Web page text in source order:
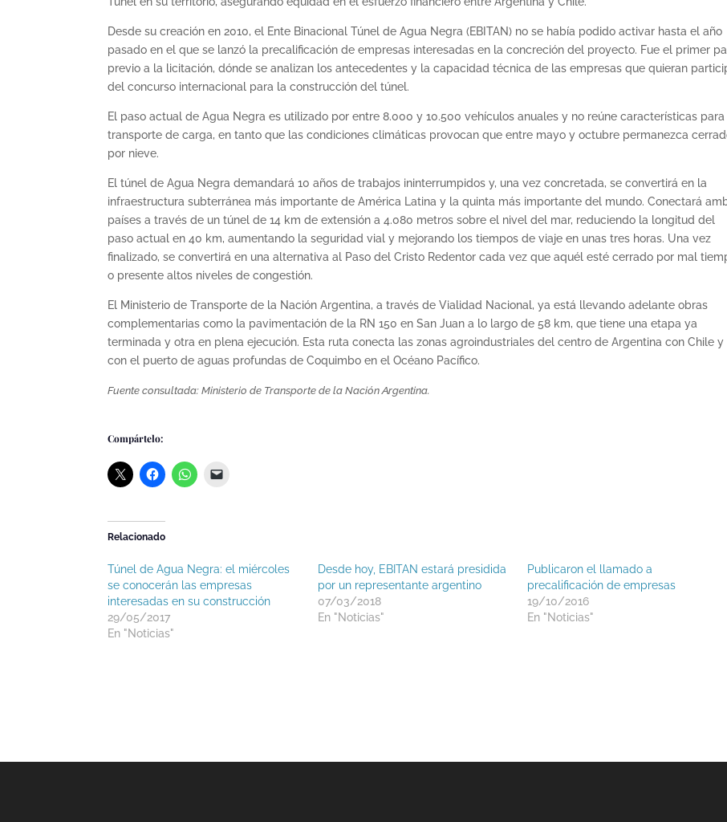
Desde su creación en 2010, el Ente Binacional Túnel de Agua Negra (EBITAN) no se había podido activar hasta el año
pasado en el que se lanzó la precalificación de empresas interesadas en la concreción del proyecto. Fue el primer
previo a la licitación, dónde se analizan los antecedentes y la capacidad técnica de las empresas que quieran
del concurso internacional para la construcción del túnel.
El paso actual de Agua Negra es utilizado por entre 8.000 y 10.500 vehículos anuales y no reúne características para
transporte de carga, en tanto que las condiciones climáticas provocan que entre mayo y octubre permanezca
por nieve.
El túnel de Agua Negra demandará 10 años de trabajos ininterrumpidos y, una vez concretada, se convertirá en la
infraestructura subterránea más importante de América Latina y la quinta más importante del mundo. Conectará
países a través de un túnel de 14 km de extensión a 4.080 metros sobre el nivel del mar, reduciendo la longitud del
paso actual en 40 km, aumentando la seguridad vial y mejorando los tiempos de viaje en unas tres horas. Una vez
finalizado, se convertirá en una alternativa al Paso del Cristo Redentor cada vez que aquél esté cerrado por mal
o presente altos niveles de congestión.
El Ministerio de Transporte de la Nación Argentina, a través de Vialidad Nacional, ya está llevando adelante obras
complementarias como la pavimentación de la RN 150 en San Juan a lo largo de 58 km, que tiene una etapa ya
terminada y otra en plena ejecución. Esta ruta conecta las zonas agroindustriales del centro de Argentina con Chile y
con el puerto de aguas profundas de Coquimbo en el Océano Pacífico.
Fuente consultada: Ministerio de Transporte de la Nación Argentina.
Compártelo:
Relacionado
Túnel de Agua Negra: el miércoles
se conocerán las empresas
interesadas en su construcción
29/05/2017
En "Noticias"
Desde hoy, EBITAN estará presidida
por un representante argentino
07/03/2018
En "Noticias"
Publicaron el llamado a
precalificación de empresas
19/10/2016
En "Noticias"